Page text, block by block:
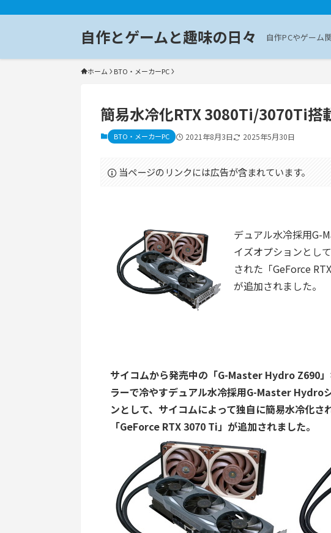
自作とゲームと趣味の日々 自作PCやゲーム
ホーム BTO・メーカーPC
簡易水冷化RTX 3080Ti/3070Ti搭
BTO・メーカーPC 2021年8月3日 2025年5月30日
当ページのリンクには広告が含まれています。
デュアル水冷採用G-
イズオプションとし
された「GeForce
が追加されました。
サイコムから発売中の「G-Master Hydro Z690
ラーで冷やすデュアル水冷採用G-Master Hydro
ンとして、サイコムによって独自に簡易水冷化
「GeForce RTX 3070 Ti」が追加されました。